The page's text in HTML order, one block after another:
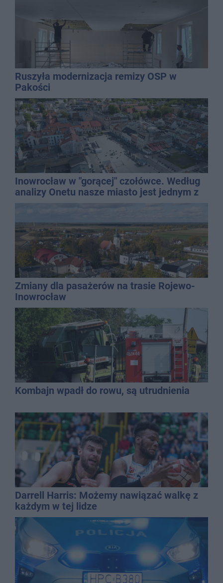
Ruszyła modernizacja remizy OSP w
Pakości
Inowrocław w "gorącej" czołówce. Według
analizy Onetu nasze miasto jest jednym z
najbardziej narażonych na upały
Zmiany dla pasażerów na trasie Rojewo-
Inowrocław
Kombajn wpadł do rowu, są utrudnienia
Darrell Harris: Możemy nawiązać walkę z
każdym w tej lidze